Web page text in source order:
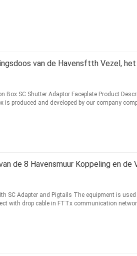
van de Havensftth Vezel, het
Box SC Shutter Adaptor Faceplate Product
is produced and developed by our company
de 8 Havensmuur Koppeling en de
SC Adapter and Pigtails The equipment is
with drop cable in FTTx communication